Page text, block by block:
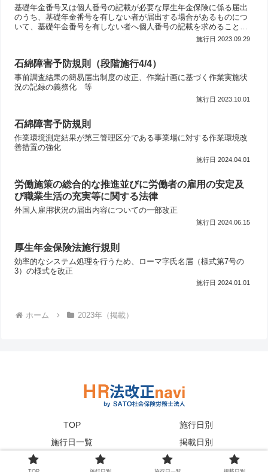
基礎年金番号又は個人番号の記載が必要な厚生年金保険に係る届出
のうち、基礎年金番号を有しない者が届出する場合があるものにつ
いて、基礎年金番号を有しない者へ個人番号の記載を求めることを
2023.09.29
石綿障害予防規則（段階施行4/4）
事前調査結果の簡易届出制度の改正、作業計画に基づく作業実施状
況の記録の義務化 等
2023.10.01
石綿障害予防規則
作業環境測定結果が第三管理区分である事業場に対する作業環境改
善措置の強化
2024.04.01
労働施策の総合的な推進並びに労働者の雇用の安定及
び職業生活の充実等に関する法律
外国人雇用状況の届出内容についての一部改正
2024.06.15
厚生年金保険法施行規則
効率的なシステム処理を行うため、ローマ字氏名届（様式第7号の
3）の様式を改正
2024.01.01
ホーム 2023年（掲載）
TOP
施行日別
施行日一覧
掲載日別
© 2023 HR法改正navi｜SATO社会保険労務士法人 .